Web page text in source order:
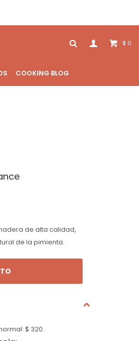
COOKING BLOG
$ 0
de alta calidad,
de la pimienta.
$ 320.